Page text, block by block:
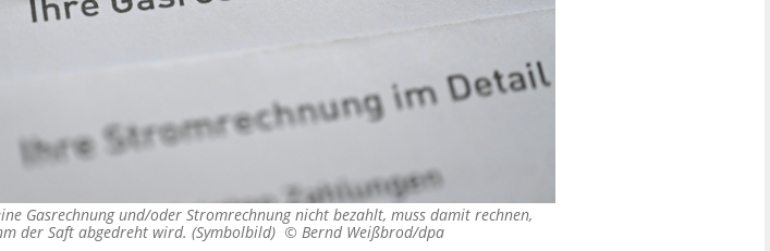
Gasrechnung und/oder Stromrechnung nicht bezahlt, muss damit rechnen,
der Saft abgedreht wird. (Symbolbild) © Bernd Weißbrod/dpa